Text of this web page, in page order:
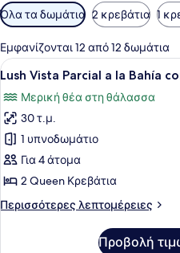
Διαθέσιμα
φίλτρα
για
τα
δωμάτια
Όλα τα δωμάτια 2 κρεβάτια 1
Εμφανίζονται 12 από 12 δωμάτια
Προβολή
όλων
των
φωτογραφιών
για
Lush
Vista
Parcial
a
7
Lush Vista Parcial a la Bahía
Μερική θέα στη θάλασσα
30 τ.μ.
1 υπνοδωμάτιο
Για 4 άτομα
2 Queen Κρεβάτια
Περισσότερες λεπτομέρειες
Περισσότερες
Προβολή